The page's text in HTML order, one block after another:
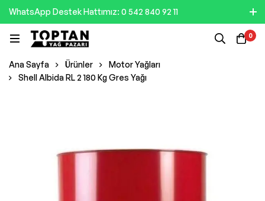
WhatsApp Destek Hattımız: 0 542 840 92 11
0
Ana Sayfa Ürünler
Motor Yağları
Shell Albida RL 2 180 Kg Gres Yağı